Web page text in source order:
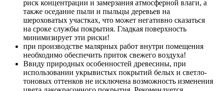
риск концентрации и замерзания атмосферной влаги, а
также оседание пыли и пыльцы деревьев на
шероховатых участках, что может негативно сказаться
на сроке службы покрытия. Гладкая поверхность
минимизирует эти риски!
при производстве малярных работ внутри помещения
необходимо обеспечить приток свежего воздуха!
Ввиду природных особенностей древесины, при
использовании укрывистых покрытий белых и светло-
тоновых оттенков не исключена возможность изменения